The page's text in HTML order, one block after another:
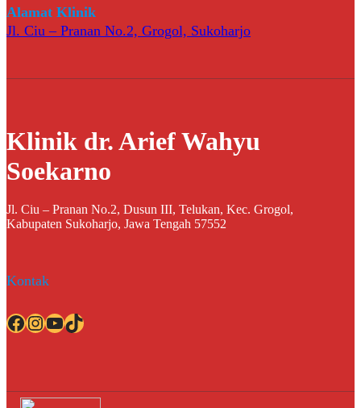
Alamat Klinik
Jl. Ciu – Pranan No.2, Grogol, Sukoharjo
Klinik dr. Arief Wahyu
Soekarno
Jl. Ciu – Pranan No.2, Dusun III, Telukan, Kec. Grogol,
Kabupaten Sukoharjo, Jawa Tengah 57552
Kontak
Facebook InstagramYouTube TikTok